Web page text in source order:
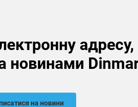
новинами
на новини